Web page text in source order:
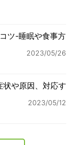
ツ-睡眠や食事方
2023/05/26
状や原因、対応す
2023/05/12